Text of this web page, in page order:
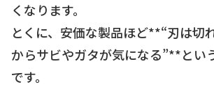
くなります。
とくに、安価な製品ほど**“刃は切
からサビやガタが気になる”**とい
です。